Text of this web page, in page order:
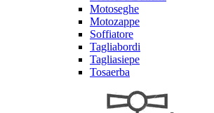
Motoseghe
Motozappe
Soffiatore
Tagliabordi
Tagliasiepe
Tosaerba